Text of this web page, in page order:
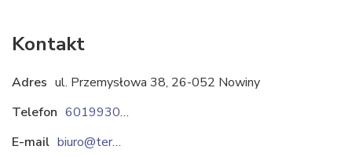
Kontakt
Adres ul. Przemysłowa 38, 26-052 Nowiny
Telefon
601993058
E-mail
biuro@termo-gum.pl